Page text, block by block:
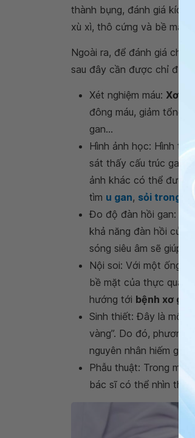
thành bụng, đánh giá kích
xù xì, thô cứng và bề mặt
Ngoài ra, để đánh giá
sau đây cần được chỉ định:
Xét nghiệm máu: Xơ gan
đông máu, giảm tổng
gan...
Hình ảnh học: Hình
sát thấy cấu trúc gan
ảnh khác có thể được
tìm u gan, sỏi trong gan
Đo độ đàn hồi gan: Do
khả năng đàn hồi của
sóng siêu âm sẽ giúp
Nội soi: Với một ống
bề mặt của thực quản
hướng tới bệnh xơ gan
Sinh thiết: Đây là một
vàng”. Do đó, phương
nguyên nhân hiếm
Phẫu thuật: Trong một
bác sĩ có thể nhìn thấy